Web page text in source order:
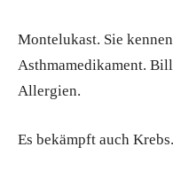
Montelukast. Sie
Asthmamedikament.
Allergien.
Es bekämpft auch Krebs.